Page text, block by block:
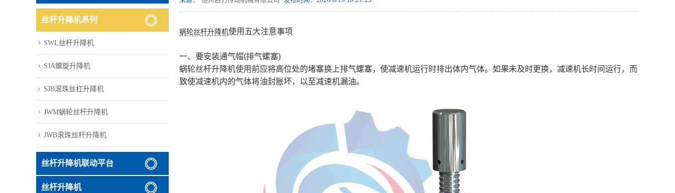
蜗轮丝杆升降机使用五大注意事项
一、要安装通气帽(排气螺塞)
蜗轮丝杆升降机使用前应将高位处的堵塞换上排气螺塞，使减速机运行时排出体内气体。如果未及时更换，减速机长时间运行，而
致使减速机内的气体将油封胀坏，以至减速机漏油。
丝杆升降机系列
SWL丝杆升降机
SJA螺旋升降机
SJB滚珠丝杠升降机
JWM蜗轮丝杆升降机
JWB滚珠丝杆升降机
丝杆升降机联动平台
丝杆升降机